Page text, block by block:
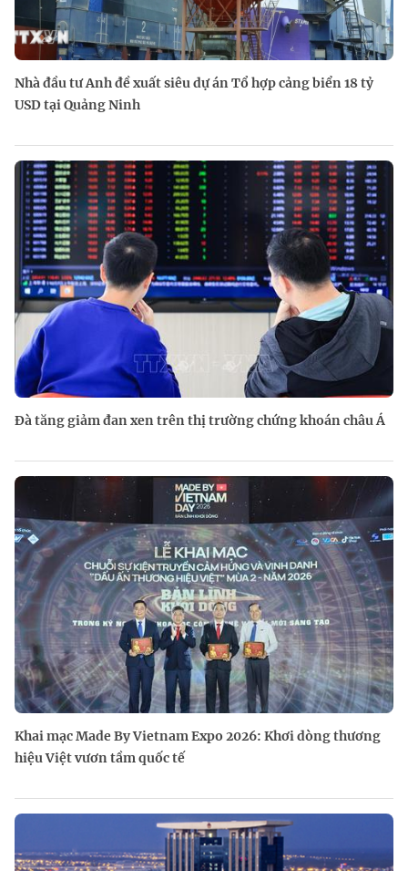
Nhà đầu tư Anh đề xuất siêu dự án Tổ hợp cảng biển 18 tỷ
USD tại Quảng Ninh
Đà tăng giảm đan xen trên thị trường chứng khoán châu Á
Khai mạc Made By Vietnam Expo 2026: Khơi dòng thương
hiệu Việt vươn tầm quốc tế